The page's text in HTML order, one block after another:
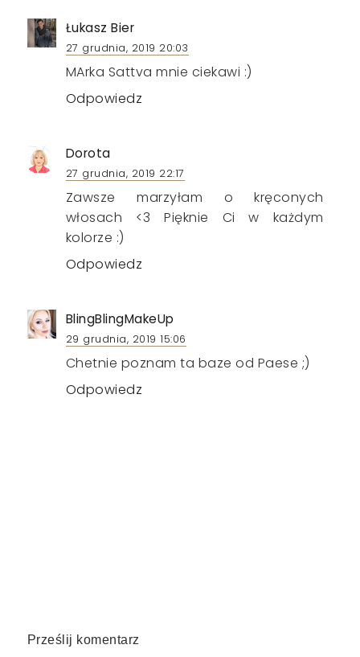
Łukasz Bier
27 grudnia, 2019 20:03
MArka Sattva mnie ciekawi :)
Odpowiedz
Dorota
27 grudnia, 2019 22:17
Zawsze marzyłam o kręconych
włosach <3 Pięknie Ci w każdym
kolorze :)
Odpowiedz
BlingBlingMakeUp
29 grudnia, 2019 15:06
Chetnie poznam ta baze od Paese ;)
Odpowiedz
Prześlij komentarz